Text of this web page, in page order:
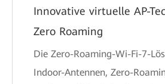
Innovative virtuelle AP-
Zero Roaming
Die Zero-Roaming-Wi-Fi-7-
Indoor-Antennen, Zero-